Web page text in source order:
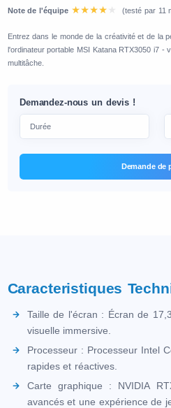
Note de l'équipe (testé par 11
Entrez dans le monde de la créativité et de la
l'ordinateur portable MSI Katana RTX3050 i7 -
multitâche.
Demandez-nous un devis !
Demande de
Caracteristiques
Taille de l'écran : Écran de
visuelle immersive.
Processeur : Processeur Intel
rapides et réactives.
Carte graphique : NVIDIA
avancés et une expérience de